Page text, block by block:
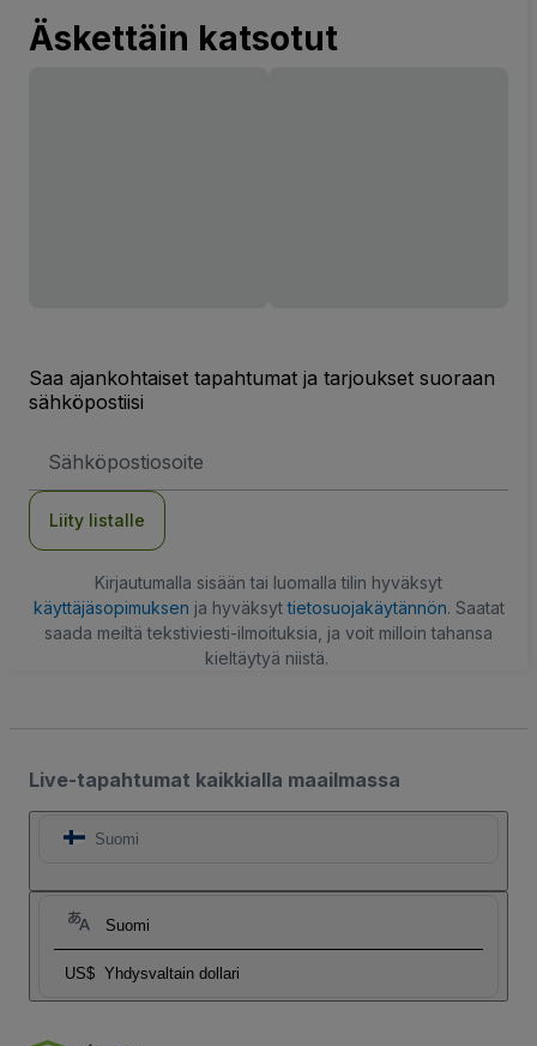
Äskettäin katsotut
Saa ajankohtaiset tapahtumat ja tarjoukset suoraan
sähköpostiisi
Liity listalle
Kirjautumalla sisään tai luomalla tilin hyväksyt
käyttäjäsopimuksen ja hyväksyttietosuojakäytännön. Saatat
saada meiltä tekstiviesti-ilmoituksia, ja voit milloin tahansa
kieltäytyä niistä.
Live-tapahtumat kaikkialla maailmassa
Suomi
Suomi
US$ Yhdysvaltain dollari